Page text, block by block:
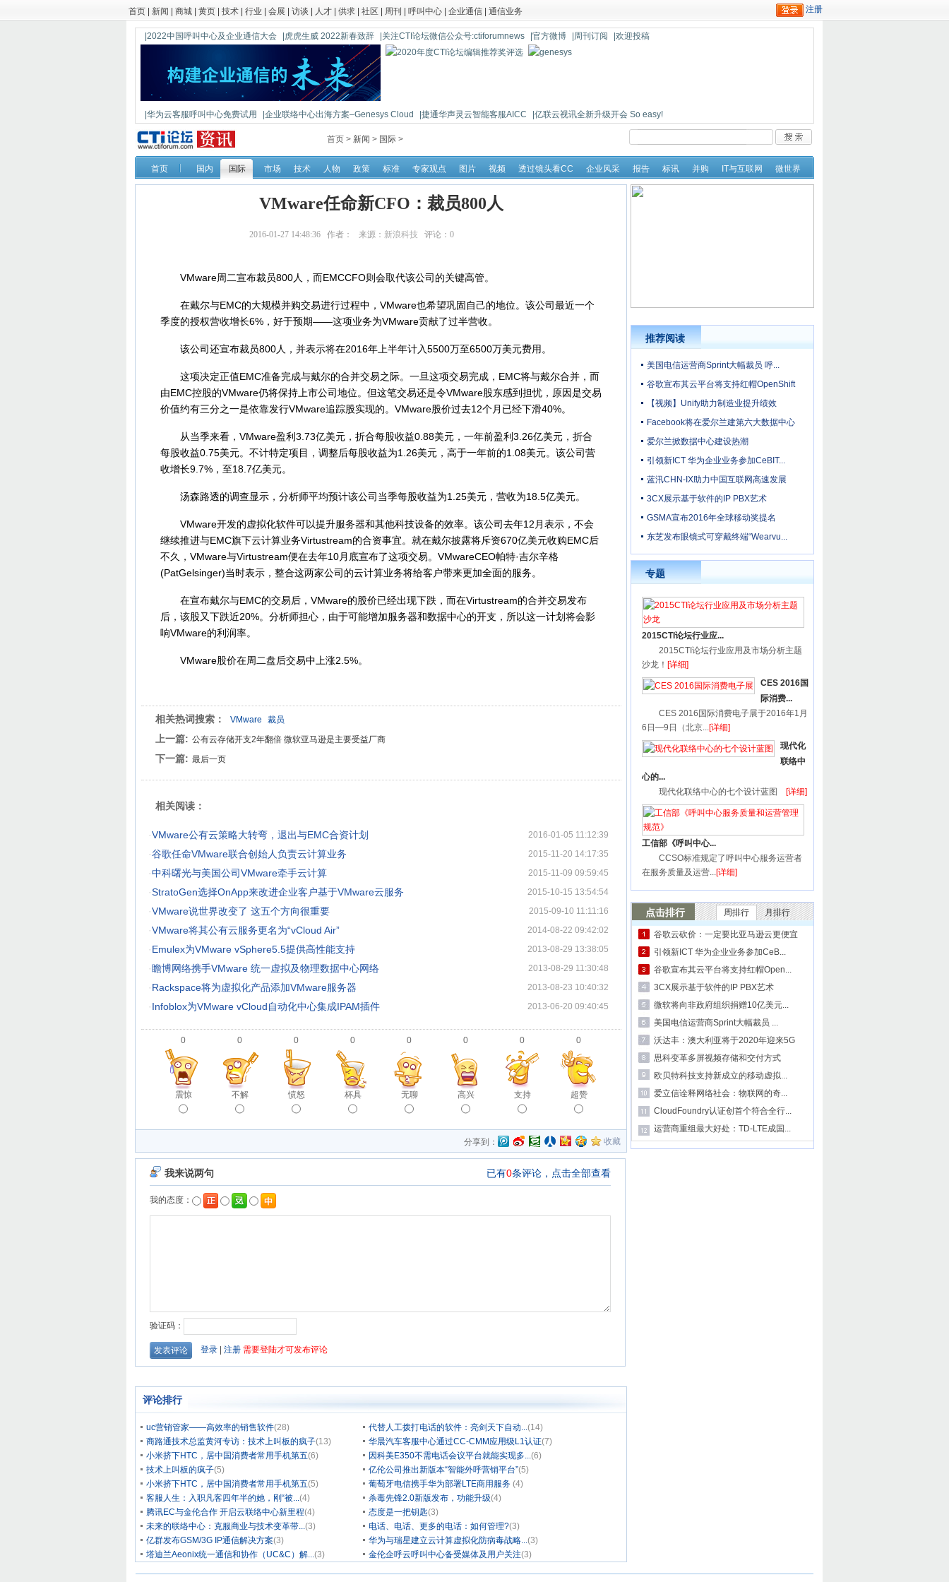
首页 新闻 商城 黄页 技术 行业 会展 访谈 人才 供求 社区 周刊 呼叫中心 企业通信 通信业务
|2022中国呼叫中心及企业通信大会 |虎虎生威 2022新春致辞 |关注CTI论坛微信公众号:ctiforumnews |官方微博 |周刊订阅 |欢迎投稿
|华为云客服呼叫中心免费试用 |企业联络中心出海方案–Genesys Cloud |捷通华声灵云智能客服AICC
|亿联云视讯全新升级开会 So easy!
|鼎信通达新一代语音网关DAG1000-4S
首页 > 新闻 > 国际 >
首页 国内 国际 市场 技术 人物 政策 标准 专家观点 图片 视频 透过镜头看CC 企业风采 报告 标讯 并购 IT与互联网 微世界
VMware任命新CFO：裁员800人
2016-01-27 14:48:36 作者： 来源： 新浪科技 评论： 0
VMware周二宣布裁员800人，而EMCCFO则会取代该公司的关键高管。
在戴尔与EMC的大规模并购交易进行过程中，VMware也希望巩固自己的地位。该公司最近一个
季度的授权营收增长6%，好于预期——这项业务为VMware贡献了过半营收。
该公司还宣布裁员800人，并表示将在2016年上半年计入5500万至6500万美元费用。
这项决定正值EMC准备完成与戴尔的合并交易之际。一旦这项交易完成，EMC将与戴尔合并，而
由EMC控股的VMware仍将保持上市公司地位。但这笔交易还是令VMware股东感到担忧，原因是交易
价值约有三分之一是依靠发行VMware追踪股实现的。VMware股价过去12个月已经下滑40%。
从当季来看，VMware盈利3.73亿美元，折合每股收益0.88美元，一年前盈利3.26亿美元，折合
每股收益0.75美元。不计特定项目，调整后每股收益为1.26美元，高于一年前的1.08美元。该公司营
收增长9.7%，至18.7亿美元。
汤森路透的调查显示，分析师平均预计该公司当季每股收益为1.25美元，营收为18.5亿美元。
VMware开发的虚拟化软件可以提升服务器和其他科技设备的效率。该公司去年12月表示，不会
继续推进与EMC旗下云计算业务Virtustream的合资事宜。就在戴尔披露将斥资670亿美元收购EMC后
不久，VMware与Virtustream便在去年10月底宣布了这项交易。VMwareCEO帕特·吉尔辛格
(PatGelsinger)当时表示，整合这两家公司的云计算业务将给客户带来更加全面的服务。
在宣布戴尔与EMC的交易后，VMware的股价已经出现下跌，而在Virtustream的合并交易发布
后，该股又下跌近20%。分析师担心，由于可能增加服务器和数据中心的开支，所以这一计划将会影
响VMware的利润率。
VMware股价在周二盘后交易中上涨2.5%。
相关热词搜索： VMware 裁员
上一篇: 公有云存储开支2年翻倍 微软亚马逊是主要受益厂商
下一篇: 最后一页
相关阅读：
·VMware公有云策略大转弯，退出与EMC合资计划 2016-01-05 11:12:39
·谷歌任命VMware联合创始人负责云计算业务 2015-11-20 14:17:35
·中科曙光与美国公司VMware牵手云计算 2015-11-09 09:59:45
·StratoGen选择OnApp来改进企业客户基于VMware云服务 2015-10-15 13:54:54
·VMware说世界改变了 这五个方向很重要 2015-09-10 11:11:16
·VMware将其公有云服务更名为“vCloud Air” 2014-08-22 09:42:02
·Emulex为VMware vSphere5.5提供高性能支持 2013-08-29 13:38:05
·瞻博网络携手VMware 统一虚拟及物理数据中心网络 2013-08-29 11:30:48
·Rackspace将为虚拟化产品添加VMware服务器 2013-08-23 10:40:32
·Infoblox为VMware vCloud自动化中心集成IPAM插件 2013-06-20 09:40:45
0
震惊
0
不解
0
愤怒
0
杯具
0
无聊
0
高兴
0
支持
0
超赞
分享到： 收藏
评论排行
uc营销管家——高效率的销售软件(28) 代替人工拨打电话的软件：亮剑天下自动...(14)
商路通技术总监黄河专访：技术上叫板的疯子(13) 华晨汽车客服中心通过CC-CMM应用级L1认证(7)
小米挤下HTC，居中国消费者常用手机第五(6) 因科美E350不需电话会议平台就能实现多...(6)
技术上叫板的疯子(5) 亿伦公司推出新版本“智能外呼营销平台”(5)
小米挤下HTC，居中国消费者常用手机第五(5) 葡萄牙电信携手华为部署LTE商用服务 (4)
客服人生：入职凡客四年半的她，刚“被...(4) 杀毒先锋2.0新版发布，功能升级(4)
腾讯EC与金伦合作 开启云联络中心新里程(4) 态度是一把钥匙(3)
未来的联络中心：克服商业与技术变革带...(3) 电话、电话、更多的电话：如何管理?(3)
亿群发布GSM/3G IP通信解决方案(3) 华为与瑞星建立云计算虚拟化防病毒战略...(3)
塔迪兰Aeonix统一通信和协作（UC&C）解...(3) 金伦企呼云呼叫中心备受媒体及用户关注(3)
推荐阅读
美国电信运营商Sprint大幅裁员 呼...
谷歌宣布其云平台将支持红帽OpenShift
【视频】Unify助力制造业提升绩效
Facebook将在爱尔兰建第六大数据中心
爱尔兰掀数据中心建设热潮
引领新ICT 华为企业业务参加CeBIT...
蓝汛CHN-IX助力中国互联网高速发展
3CX展示基于软件的IP PBX艺术
GSMA宣布2016年全球移动奖提名
东芝发布眼镜式可穿戴终端“Wearvu...
专题
2015CTI论坛行业应...
2015CTI论坛行业应用及市场分析主题
沙龙！ [详细]
CES 2016国
际消费...
CES 2016国际消费电子展于2016年1月
6日—9日（北京...[详细]
现代化
联络中
心的...
现代化联络中心的七个设计蓝图 [详细]
工信部《呼叫中心...
CCSO标准规定了呼叫中心服务运营者
在服务质量及运营...[详细]
点击排行 周排行 月排行
谷歌云砍价：一定要比亚马逊云更便宜
引领新ICT 华为企业业务参加CeB...
谷歌宣布其云平台将支持红帽Open...
3CX展示基于软件的IP PBX艺术
微软将向非政府组织捐赠10亿美元...
美国电信运营商Sprint大幅裁员 ...
沃达丰：澳大利亚将于2020年迎来5G
思科变革多屏视频存储和交付方式
欧贝特科技支持新成立的移动虚拟...
爱立信诠释网络社会：物联网的奇...
CloudFoundry认证创首个符合全行...
运营商重组最大好处：TD-LTE成国...